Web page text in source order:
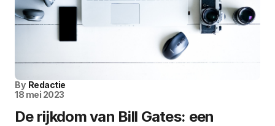
By Redactie
18 mei 2023
De rijkdom van Bill Gates: een